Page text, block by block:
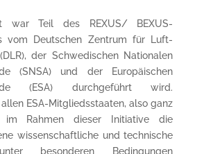
war Teil des REXUS/ BEXUS-
vom Deutschen Zentrum für Luft-
der Schwedischen Nationalen
(SNSA) und der Europäischen
(ESA) durchgeführt wird.
ESA-Mitgliedsstaaten, also ganz
im Rahmen dieser Initiative die
wissenschaftliche und technische
besonderen Bedingungen